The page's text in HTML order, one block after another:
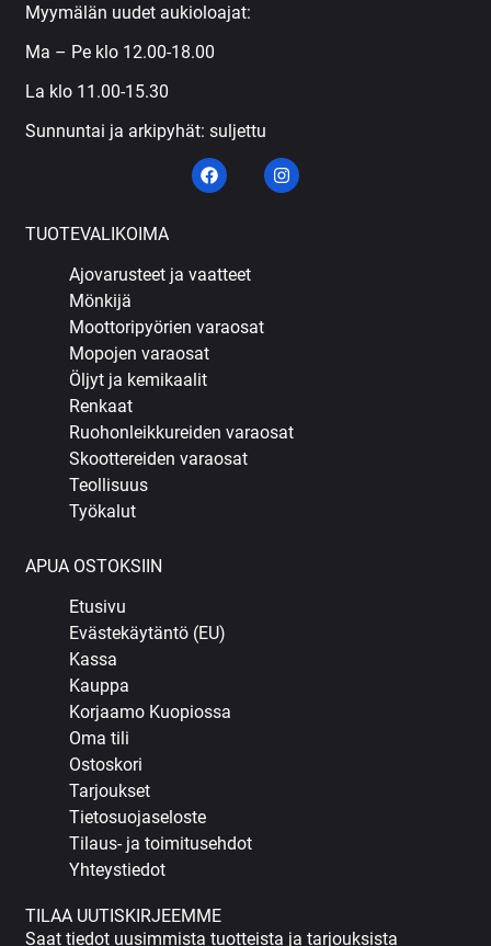
Myymälän uudet aukioloajat:
Ma – Pe klo 12.00-18.00
La klo 11.00-15.30
Sunnuntai ja arkipyhät: suljettu
TUOTEVALIKOIMA
Ajovarusteet ja vaatteet
Mönkijä
Moottoripyörien varaosat
Mopojen varaosat
Öljyt ja kemikaalit
Renkaat
Ruohonleikkureiden varaosat
Skoottereiden varaosat
Teollisuus
Työkalut
APUA OSTOKSIIN
Etusivu
Evästekäytäntö (EU)
Kassa
Kauppa
Korjaamo Kuopiossa
Oma tili
Ostoskori
Tarjoukset
Tietosuojaseloste
Tilaus- ja toimitusehdot
Yhteystiedot
TILAA UUTISKIRJEEMME
Saat tiedot uusimmista tuotteista ja tarjouksista